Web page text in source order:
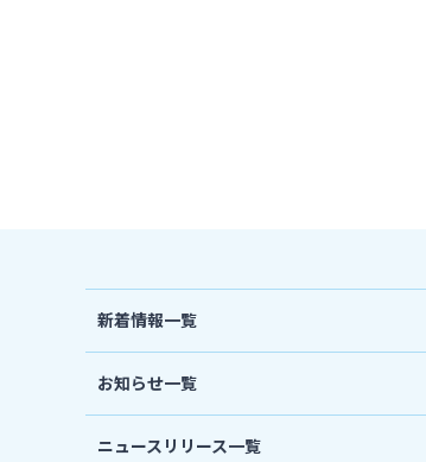
新着情報一覧
お知らせ一覧
ニュースリリース一覧